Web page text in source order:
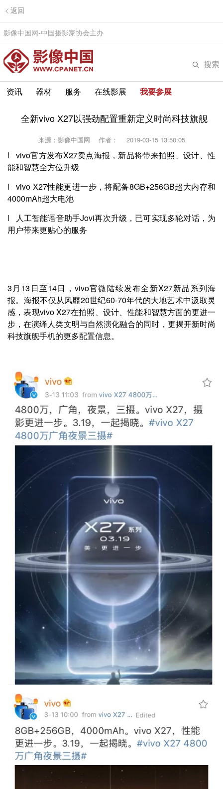
返回
影像中国网-中国摄影家协会主办
搜索
资讯 器材 服务 在线影展 我要参展
全新vivo X27以强劲配置重新定义时尚科技旗舰
来源：影像中国网 作者： 2019-03-15 13:50:05
l
vivo官方发布X27卖点海报，新品将带来拍照、设计、性
能和智慧全方位升级
l vivo X27性能更进一步，将配备8GB+256GB超大内存和
4000mAh超大电池
l 人工智能语音助手Jovi再次升级，已可实现多轮对话，为
用户带来更贴心的服务
3月13日至14日，vivo官微陆续发布全新X27新品系列海
报。海报不仅从风靡20世纪60-70年代的大地艺术中汲取灵
感，表现vivo X27在拍照、设计、性能和智慧方面的更进一
步，在演绎人类文明与自然演化融合的同时，更揭开新时尚
科技旗舰手机的更多配置信息。